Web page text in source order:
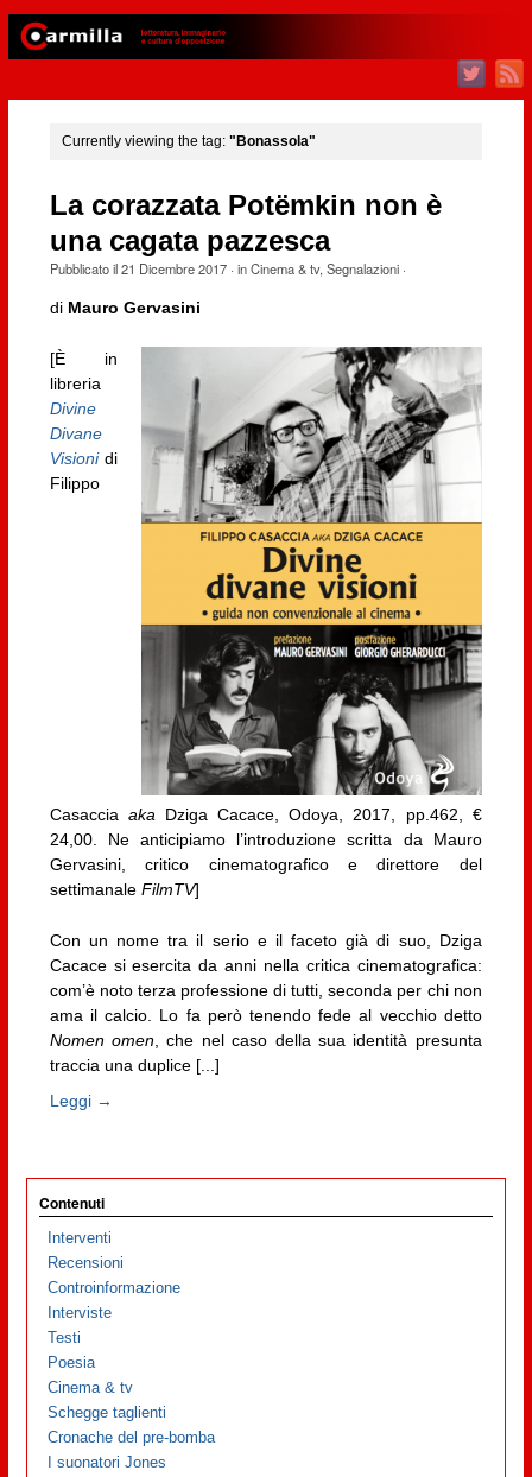
Currently viewing the tag: "Bonassola"
La corazzata Potëmkin non è
una cagata pazzesca
Pubblicato il21 Dicembre 2017· inCinema & tv, Segnalazioni·
di Mauro Gervasini
[È in
libreria
Divine
Divane
Visionidi
Filippo
Casaccia aka Dziga Cacace, Odoya, 2017, pp.462, €
24,00. Ne anticipiamo l’introduzione scritta da Mauro
Gervasini, critico cinematografico e direttore del
settimanale FilmTV]
Con un nome tra il serio e il faceto già di suo, Dziga
Cacace si esercita da anni nella critica cinematografica:
com’è noto terza professione di tutti, seconda per chi non
ama il calcio. Lo fa però tenendo fede al vecchio detto
Nomen omen, che nel caso della sua identità presunta
traccia una duplice [...]
Leggi →
Contenuti
Interventi
Recensioni
Controinformazione
Interviste
Testi
Poesia
Cinema & tv
Schegge taglienti
Cronache del pre-bomba
I suonatori Jones